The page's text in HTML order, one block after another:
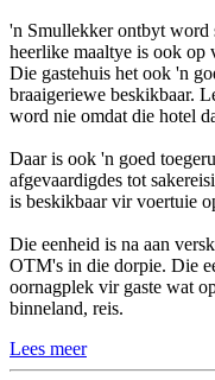
'n Smullekker ontbyt word
heerlike maaltye is ook op
Die gastehuis het ook 'n
braaigeriewe beskikbaar.
word nie omdat die hotel
Daar is ook 'n goed
afgevaardigdes tot
is beskikbaar vir voertuie
Die eenheid is na aan
OTM's in die dorpie. Die
oornagplek vir gaste wat
binneland, reis.
Lees meer